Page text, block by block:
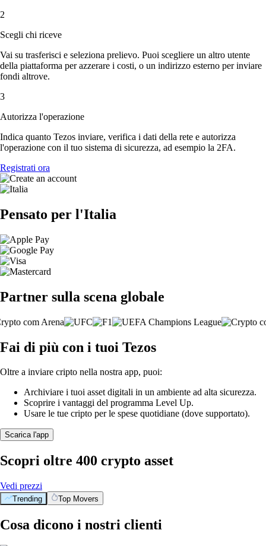
2
Scegli chi riceve
Vai su trasferisci e seleziona prelievo. Puoi scegliere un altro utente
della piattaforma per azzerare i costi, o un indirizzo esterno per inviare
fondi altrove.
3
Autorizza l'operazione
Indica quanto Tezos inviare, verifica i dati della rete e autorizza
l'operazione con il tuo sistema di sicurezza, ad esempio la 2FA.
Registrati ora
Pensato per l'Italia
Partner sulla scena globale
Fai di più con i tuoi Tezos
Oltre a inviare cripto nella nostra app, puoi:
Archiviare i tuoi asset digitali in un ambiente ad alta sicurezza.
Scoprire i vantaggi del programma Level Up.
Usare le tue cripto per le spese quotidiane (dove supportato).
Scarica l'app
Scopri oltre 400 crypto asset
Vedi prezzi
Trending Top Movers
Cosa dicono i nostri clienti